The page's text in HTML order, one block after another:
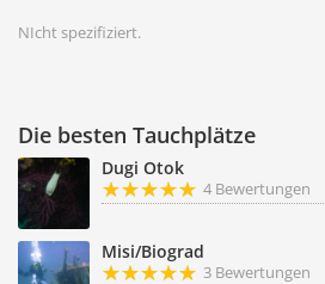
NIcht spezifiziert.
Die besten Tauchplätze
Dugi Otok
4 Bewertungen
Misi/Biograd
3 Bewertungen